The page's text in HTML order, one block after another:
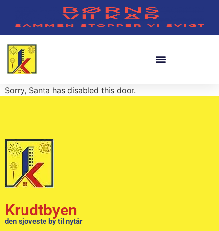
Sorry, Santa has disabled this door.
Krudtbyen
den sjoveste by til nytår